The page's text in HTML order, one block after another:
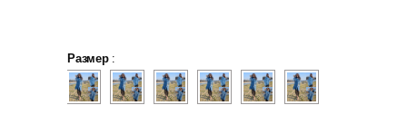
Размер: